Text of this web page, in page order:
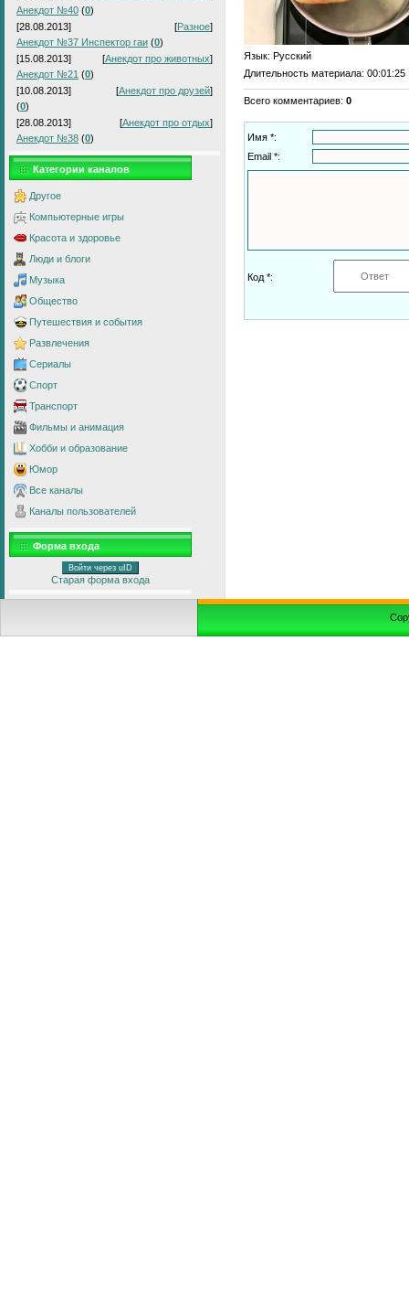
Анекдот №40 (0)
[28.08.2013]
[Разное]
Анекдот №37 Инспектор гаи (0)
[15.08.2013]
[Анекдот про животных]
Анекдот №21 (0)
[10.08.2013]
[Анекдот про друзей]
(0)
[28.08.2013]
[Анекдот про отдых]
Анекдот №38 (0)
Категории каналов
Другое
Компьютерные игры
Красота и здоровье
Люди и блоги
Музыка
Общество
Путешествия и события
Развлечения
Сериалы
Спорт
Транспорт
Фильмы и анимация
Хобби и образование
Юмор
Все каналы
Каналы пользователей
Форма входа
Войти через uID
Старая форма входа
Язык: Русский
Длительность материала: 00:01:25
Всего комментариев: 0
Имя *:
Email *:
Код *: